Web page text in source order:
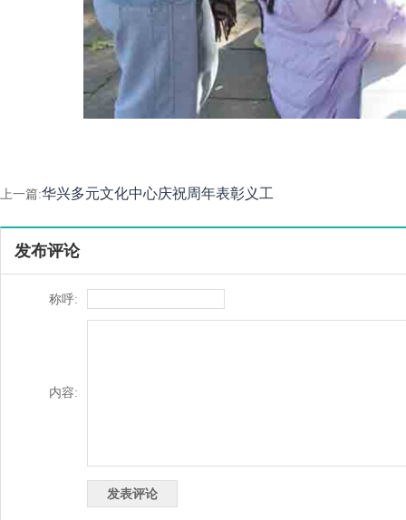
上一篇:华兴多元文化中心庆祝周年表彰义工
发布评论
称呼:
内容: